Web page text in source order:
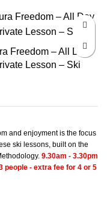
Freedom – All Day
Lesson – Ski
and enjoyment is the focus
ski lessons, built on the
9.30am - 3.30pm
people - extra fee for 4 or 5